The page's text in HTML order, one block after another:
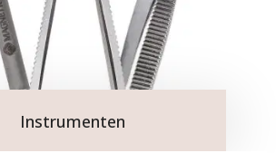
Instrumenten